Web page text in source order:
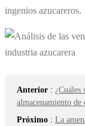
ingenios azucareros.
Anterior : ¿Cuáles
almacenamiento de
Próximo : La